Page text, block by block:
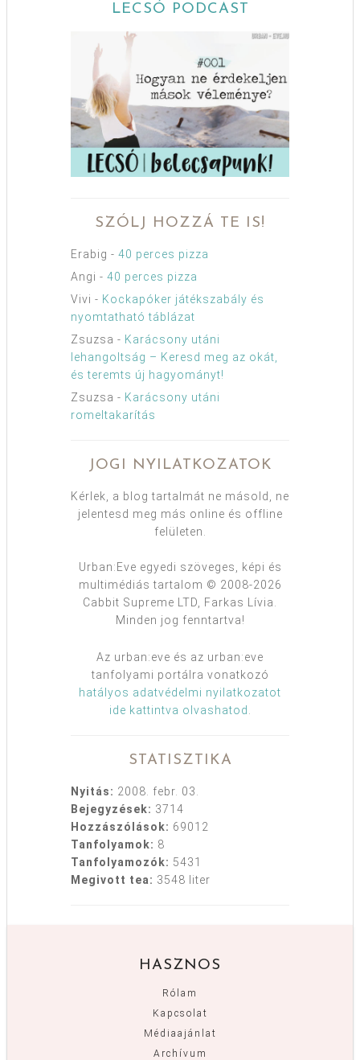
LECSÓ PODCAST
SZÓLJ HOZZÁ TE IS!
Erabig - 40 perces pizza
Angi - 40 perces pizza
Vivi - Kockapóker játékszabály és
nyomtatható táblázat
Zsuzsa - Karácsony utáni
lehangoltság – Keresd meg az okát,
és teremts új hagyományt!
Zsuzsa - Karácsony utáni
romeltakarítás
JOGI NYILATKOZATOK
Kérlek, a blog tartalmát ne másold, ne
jelentesd meg más online és offline
felületen.
Urban:Eve egyedi szöveges, képi és
multimédiás tartalom © 2008-2026
Cabbit Supreme LTD, Farkas Lívia.
Minden jog fenntartva!
Az urban:eve és az urban:eve
tanfolyami portálra vonatkozó
hatályos adatvédelmi nyilatkozatot
ide kattintva olvashatod
STATISZTIKA
Nyitás: 2008. febr. 03.
Bejegyzések: 3714
Hozzászólások: 69012
Tanfolyamok: 8
Tanfolyamozók: 5431
Megivott tea: 3548 liter
HASZNOS
Rólam
Kapcsolat
Médiaajánlat
Archívum